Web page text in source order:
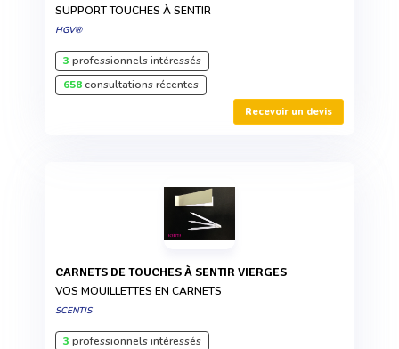
SUPPORT TOUCHES À SENTIR
HGV®
3 professionnels intéressés
658consultations récentes
Recevoir un devis
CARNETS DE TOUCHES À SENTIR VIERGES
VOS MOUILLETTES EN CARNETS
SCENTIS
3 professionnels intéressés